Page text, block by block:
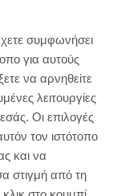
τοστ
συμφωνήσει
για αυτούς
να αρνηθείτε
λειτουργίες
Οι επιλογές
τον ιστότοπο
και να
στιγμή από τη